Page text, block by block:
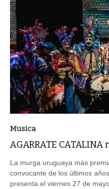
Musica
AGARRATE
La murga uruguaya más
convocante de los últimos
presenta el viernes 27 de